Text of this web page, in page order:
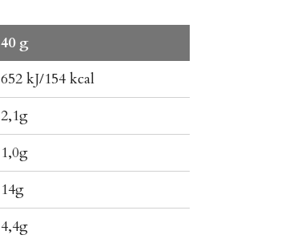
40 g
652 kJ/154 kcal
2,1g
1,0g
14g
4,4g